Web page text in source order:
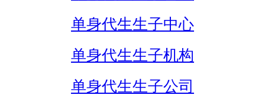
单身代生生子中心
单身代生生子机构
单身代生生子公司